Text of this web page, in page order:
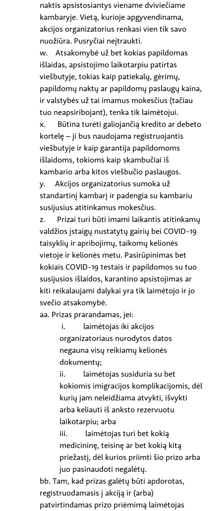
naktis apsistosiantys viename dviviečiame
kambaryje. Vietą, kurioje apgyvendinama,
akcijos organizatorius renkasi vien tik savo
nuožiūra. Pusryčiai neįtraukti.
w. Atsakomybė už bet kokias papildomas
išlaidas, apsistojimo laikotarpiu patirtas
viešbutyje, tokias kaip patiekalų, gėrimų,
papildomų naktų ar papildomų paslaugų kaina,
ir valstybės už tai imamus mokesčius (tačiau
tuo neapsiribojant), tenka tik laimėtojui.
x. Būtina turėti galiojančią kredito ar debeto
kortelę – ji bus naudojama registruojantis
viešbutyje ir kaip garantija papildomoms
išlaidoms, tokioms kaip skambučiai iš
kambario arba kitos viešbučio paslaugos.
y. Akcijos organizatorius sumoka už
standartinį kambarį ir padengia su kambariu
susijusius atitinkamus mokesčius.
z. Prizai turi būti imami laikantis atitinkamų
valdžios įstaigų nustatytų gairių bei COVID-19
taisyklių ir apribojimų, taikomų kelionės
vietoje ir kelionės metu. Pasirūpinimas bet
kokiais COVID-19 testais ir papildomos su tuo
susijusios išlaidos, karantino apsistojimas ar
kiti reikalaujami dalykai yra tik laimėtojo ir jo
svečio atsakomybė.
aa. Prizas prarandamas, jei:
i. laimėtojas iki akcijos
organizatoriaus nurodytos datos
negauna visų reikiamų kelionės
dokumentų;
ii. laimėtojas susiduria su bet
kokiomis imigracijos komplikacijomis, dėl
kurių jam neleidžiama atvykti, išvykti
arba keliauti iš anksto rezervuotu
laikotarpiu; arba
iii. laimėtojas turi bet kokią
medicininę, teisinę ar bet kokią kitą
priežastį, dėl kurios priimti šio prizo arba
juo pasinaudoti negalėtų.
bb. Tam, kad prizas galėtų būti apdorotas,
registruodamasis į akciją ir (arba)
patvirtindamas prizo priėmimą laimėtojas